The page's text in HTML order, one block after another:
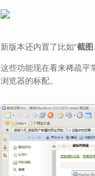
新版本还内置了比如“截
这些功能现在看来稀疏平
浏览器的标配。